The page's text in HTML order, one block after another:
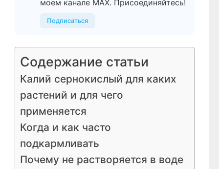
моем канале МАХ. Присоединяйтесь!
Подписаться
Содержание статьи
Калий сернокислый для каких
растений и для чего
применяется
Когда и как часто
подкармливать
Почему не растворяется в воде